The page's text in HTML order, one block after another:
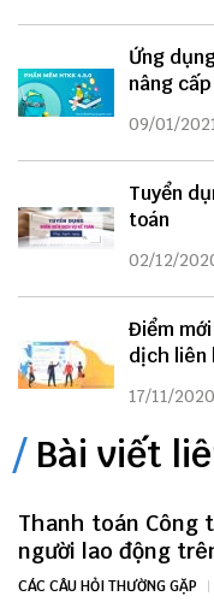
Ứng
nâng cấp
09/01/
Tuyển
toán
02/12/
Điểm
dịch liên
17/11/2020
Bài viết
Thanh toán Công
người lao động
CÁC CÂU HỎI THƯỜNG GẶP